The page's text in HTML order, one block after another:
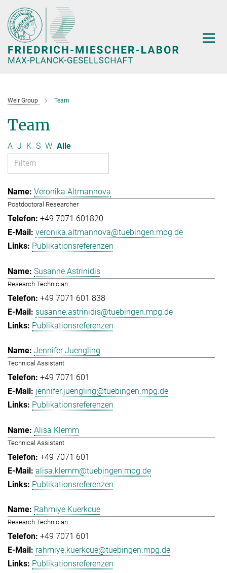
Hauptinhalt
Weir Group Team
Team
A J K S W Alle
Veronika Altmannova
Postdoctoral Researcher
+49 7071 601820
veronika.altmannova@tuebingen.mpg.de
Publikationsreferenzen
Susanne Astrinidis
Research Technician
+49 7071 601 838
susanne.astrinidis@tuebingen.mpg.de
Publikationsreferenzen
Jennifer Juengling
Technical Assistant
+49 7071 601
jennifer.juengling@tuebingen.mpg.de
Publikationsreferenzen
Alisa Klemm
Technical Assistant
+49 7071 601
alisa.klemm@tuebingen.mpg.de
Publikationsreferenzen
Rahmiye Kuerkcue
Research Technician
+49 7071 601
rahmiye.kuerkcue@tuebingen.mpg.de
Publikationsreferenzen